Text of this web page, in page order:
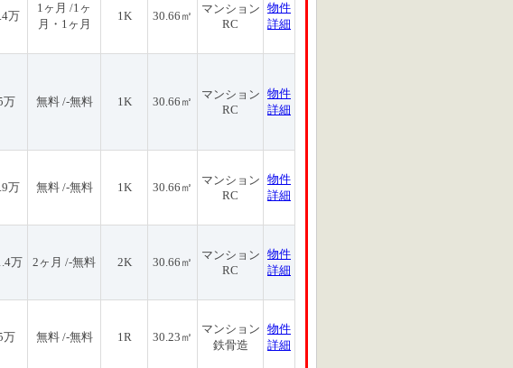
万
1ヶ月 /1ヶ
月・1ヶ月
1K 30.66㎡
マンション
RC
物件
詳細
万 無料 /-無料 1K 30.66㎡
マンション
RC
物件
詳細
万 無料 /-無料 1K 30.66㎡
マンション
RC
物件
詳細
万 2ヶ月 /-無料 2K 30.66㎡
マンション
RC
物件
詳細
万 無料 /-無料 1R 30.23㎡
マンション
鉄骨造
物件
詳細